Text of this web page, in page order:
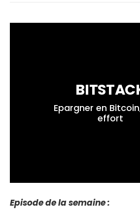
Epargner en
effort
Episode de la semaine :